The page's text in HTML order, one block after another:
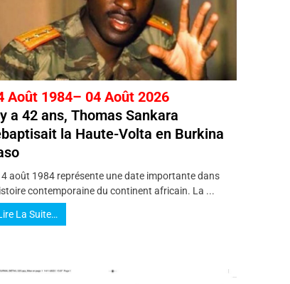
Août 1984– 04 Août 2026
a 42 ans, Thomas Sankara
la Haute-Volta en Burkina
4 août 1984 représente une date importante dans
contemporaine du continent africain. La ...
La Suite…